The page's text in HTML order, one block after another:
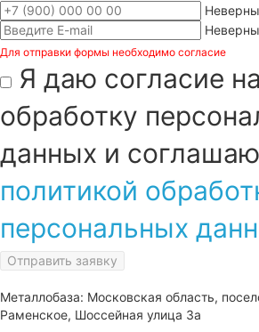
Для отправки формы необходимо согласие
Я даю согласие на
обработку
данных и
политикой
персональных
Отправить заявку
Металлобаза: Московская область,
Раменское, Шоссейная улица 3а